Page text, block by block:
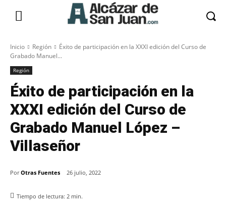
Inicio Región
Éxito de participación en la XXXI edición del Curso de
Grabado Manuel...
Región
Éxito de participación en la
XXXI edición del Curso de
Grabado Manuel López –
Villaseñor
Por Otras Fuentes 26 julio, 2022
Tiempo de lectura: 2 min.